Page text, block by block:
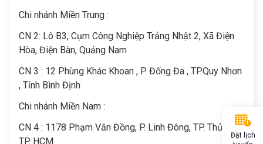
Chi nhánh Miền Trung :
CN 2: Lô B3, Cụm Công Nghiệp Trảng Nhật 2, Xã Điện
Hòa, Điện Bàn, Quảng Nam
CN 3 : 12 Phùng Khác Khoan , P. Đống Đa , TP.Quy Nhơn
, Tỉnh Bình Định
Chi nhánh Miền Nam :
CN 4 : 1178 Phạm Văn Đồng, P. Linh Đông, TP. Thủ Đức,
TP. HCM
Đặt lịch